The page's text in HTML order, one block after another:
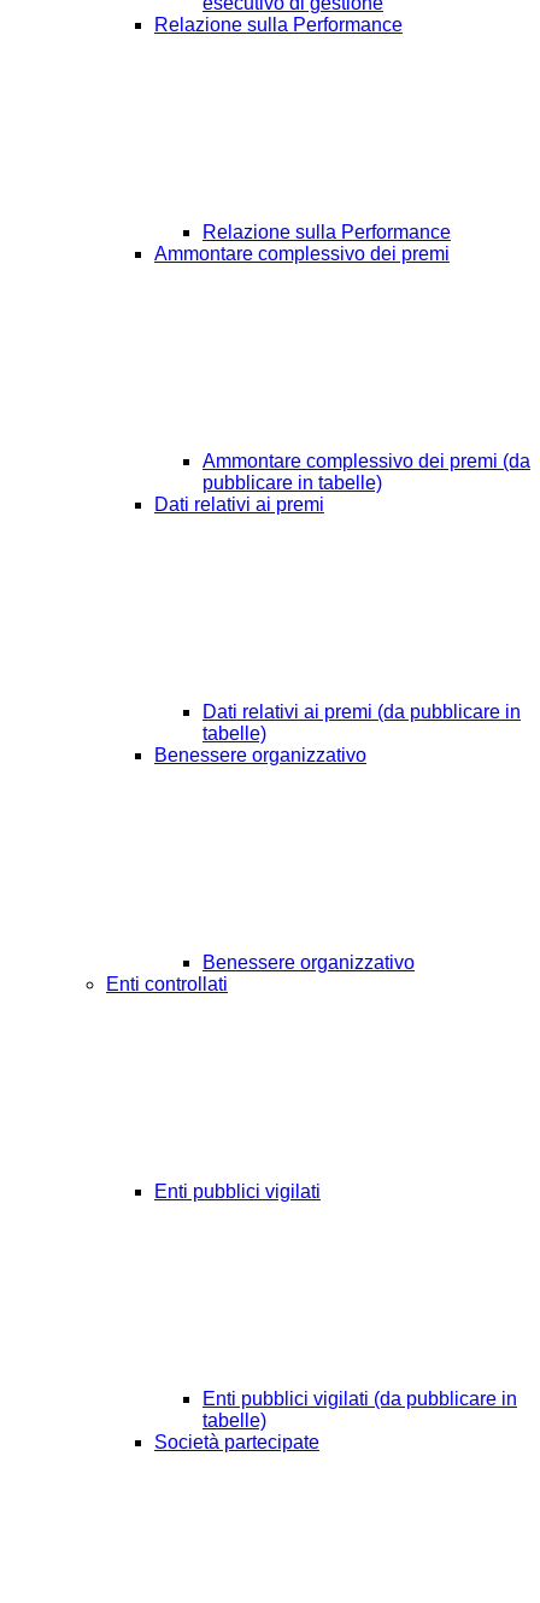
Relazione sulla Performance
Relazione sulla Performance
Ammontare complessivo dei premi
Ammontare complessivo dei premi (da
pubblicare in tabelle)
Dati relativi ai premi
Dati relativi ai premi (da pubblicare in
tabelle)
Benessere organizzativo
Benessere organizzativo
Enti controllati
Enti pubblici vigilati
Enti pubblici vigilati (da pubblicare in
tabelle)
Società partecipate